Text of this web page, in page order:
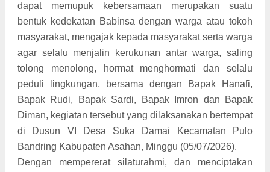
dapat memupuk kebersamaan merupakan suatu
bentuk kedekatan Babinsa dengan warga atau tokoh
masyarakat, mengajak kepada masyarakat serta warga
agar selalu menjalin kerukunan antar warga, saling
tolong menolong, hormat menghormati dan selalu
peduli lingkungan, bersama dengan Bapak Hanafi,
Bapak Rudi, Bapak Sardi, Bapak Imron dan Bapak
Diman, kegiatan tersebut yang dilaksanakan bertempat
di Dusun VI Desa Suka Damai Kecamatan Pulo
Bandring Kabupaten Asahan, Minggu (05/07/2026).
Dengan mempererat silaturahmi, dan menciptakan